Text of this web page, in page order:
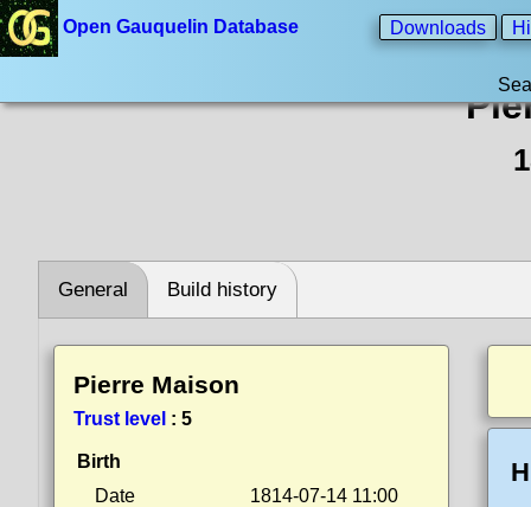
Open Gauquelin Database Downloads
General Build history
Pierre Maison
Trust level : 5
Birth
Date
1814-07-14 11:00